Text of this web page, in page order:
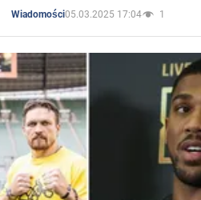
Wiadomości05.03.2025 17:04 1